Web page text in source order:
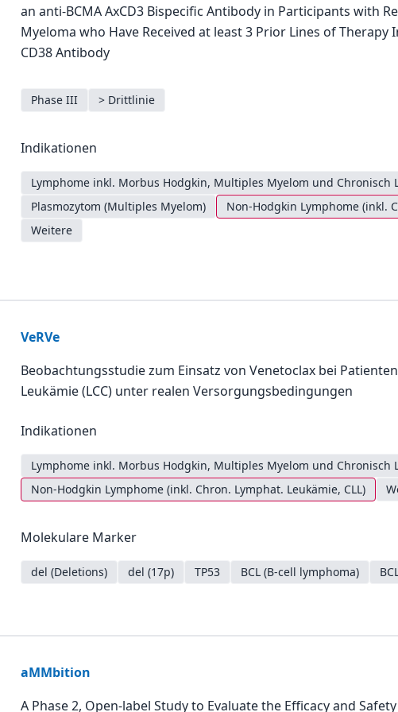
an anti-BCMA AxCD3 Bispecific Antibody in Participants with
Myeloma who Have Received at least 3 Prior Lines of Therapy
CD38 Antibody
Phase III > Drittlinie
Indikationen
Lymphome inkl. Morbus Hodgkin, Multiples Myelom und Chronisch
Plasmozytom (Multiples Myelom)
Non-Hodgkin Lymphome (inkl.
Weitere
VeRVe
Beobachtungsstudie zum Einsatz von Venetoclax bei
Leukämie (LCC) unter realen Versorgungsbedingungen
Indikationen
Lymphome inkl. Morbus Hodgkin, Multiples Myelom und Chronisch
Non-Hodgkin Lymphome (inkl. Chron. Lymphat. Leukämie, CLL)
Molekulare Marker
del (Deletions) del (17p) TP53 BCL (B-cell lymphoma)
aMMbition
A Phase 2, Open-label Study to Evaluate the Efficacy and